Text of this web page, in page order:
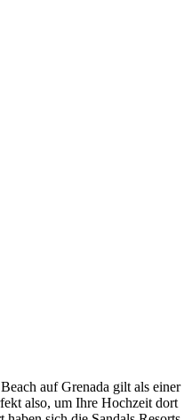
auf Grenada gilt als einer
also, um Ihre Hochzeit dort